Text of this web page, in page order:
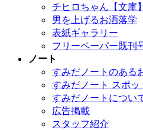
チヒロちゃん【文庫】
男を上げるお洒落学
表紙ギャラリー
フリーペーパー既刊
ノート
すみだノートのある
すみだノート スポッ
すみだノートについ
広告掲載
スタッフ紹介